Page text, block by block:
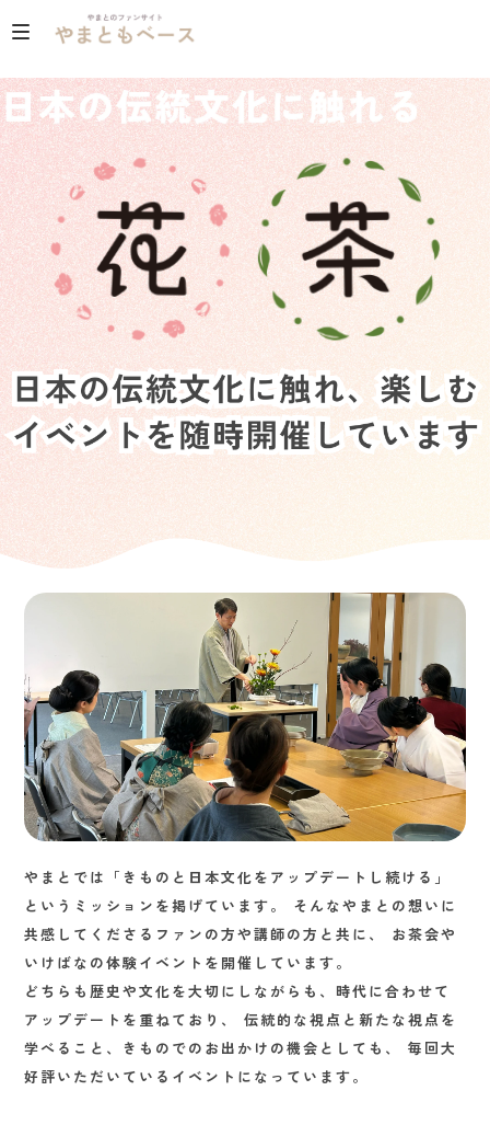
やまとでは「きものと日本文化をアップデートし続ける」
というミッションを掲げています。
そんなやまとの想いに
共感してくださるファンの方や講師の方と共に、
お茶会や
いけばなの体験イベントを開催しています。
どちらも歴史や文化を大切にしながらも、時代に合わせて
アップデートを重ねており、
伝統的な視点と新たな視点を
学べること、きものでのお出かけの機会としても、
毎回大
好評いただいているイベントになっています。